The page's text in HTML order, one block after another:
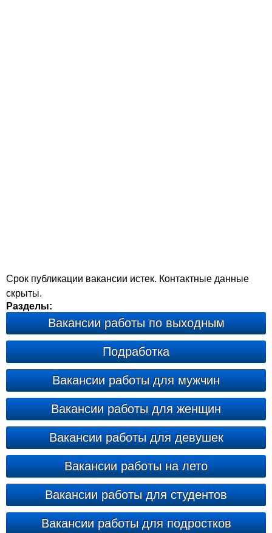
Срок публикации вакансии истек. Контактные данные
скрыты.
Разделы:
Вакансии работы по выходным
Подработка
Вакансии работы для мужчин
Вакансии работы для женщин
Вакансии работы для девушек
Вакансии работы на лето
Вакансии работы для студентов
Вакансии работы для подростков